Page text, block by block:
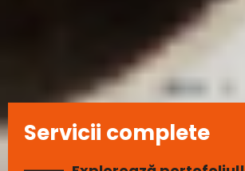
Servicii complete